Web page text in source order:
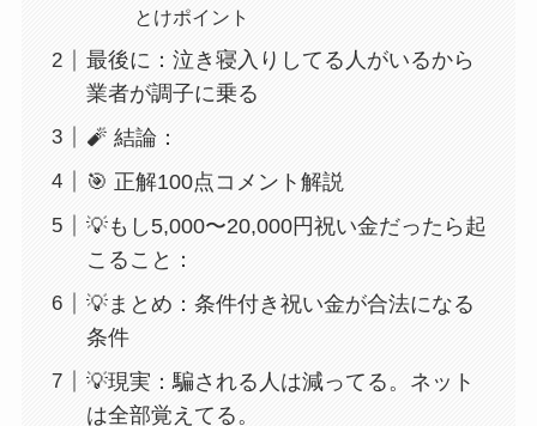
とけポイント
最後に：泣き寝入りしてる人がいるから
業者が調子に乗る
🧨 結論：
🎯 正解100点コメント解説
💡もし5,000〜20,000円祝い金だったら起
こること：
💡まとめ：条件付き祝い金が合法になる
条件
💡現実：騙される人は減ってる。ネット
は全部覚えてる。